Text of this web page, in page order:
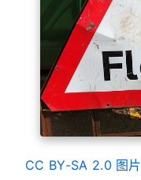
CC BY-SA 2.0 图片